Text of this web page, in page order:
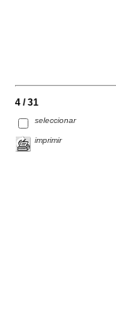
4 / 31
seleccionar
imprimir